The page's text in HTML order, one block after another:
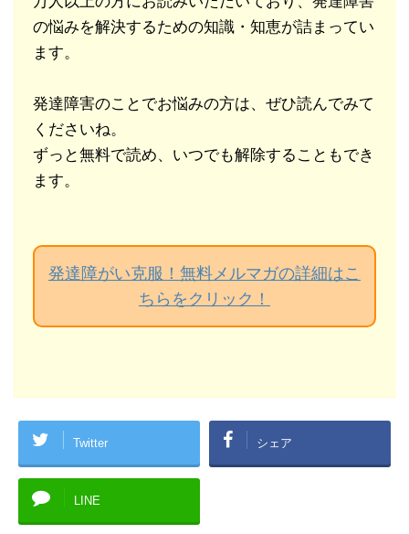
の悩みを解決するための知識・知恵が詰まってい
ます。
発達障害のことでお悩みの方は、ぜひ読んでみて
くださいね。
ずっと無料で読め、いつでも解除することもでき
ます。
発達障がい克服！無料メルマガの詳細はこ
ちらをクリック！
Twitter シェア
LINE